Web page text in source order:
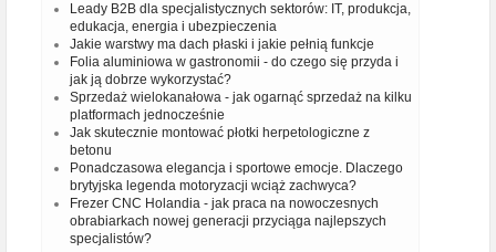
Leady B2B dla specjalistycznych sektorów: IT, produkcja,
edukacja, energia i ubezpieczenia
Jakie warstwy ma dach płaski i jakie pełnią funkcje
Folia aluminiowa w gastronomii - do czego się przyda i
jak ją dobrze wykorzystać?
Sprzedaż wielokanałowa - jak ogarnąć sprzedaż na kilku
platformach jednocześnie
Jak skutecznie montować płotki herpetologiczne z
betonu
Ponadczasowa elegancja i sportowe emocje. Dlaczego
brytyjska legenda motoryzacji wciąż zachwyca?
Frezer CNC Holandia - jak praca na nowoczesnych
obrabiarkach nowej generacji przyciąga najlepszych
specjalistów?